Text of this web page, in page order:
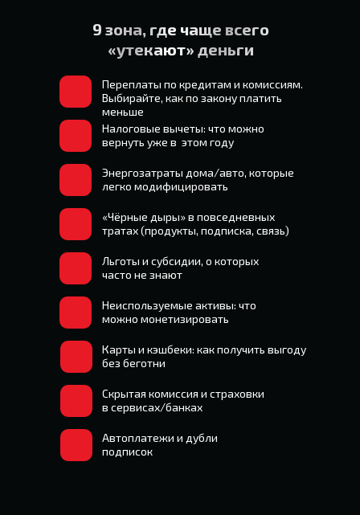
9 зона, где чаще всего
«утекают» деньги
Карты и кэшбеки: как получить выгоду
без беготни
«Чёрные дыры» в повседневных
тратах (продукты, подписка, связь)
Переплаты по кредитам и комиссиям.
Выбирайте, как по закону платить
меньше
Скрытая комиссия и страховки
в сервисах/банках
Льготы и субсидии, о которых
часто не знают
Налоговые вычеты: что можно
вернуть уже в этом году
Автоплатежи и дубли
подписок
Неиспользуемые активы: что
можно монетизировать
Энергозатраты дома/авто, которые
легко модифицировать